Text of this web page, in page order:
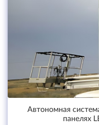
Автономная
панелях